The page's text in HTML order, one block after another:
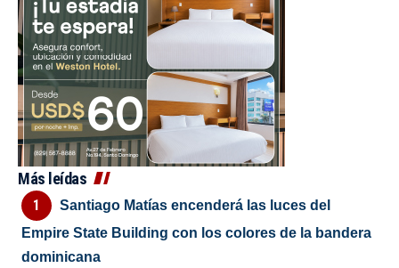
Más leídas
Santiago Matías encenderá las luces del
Empire State Building con los colores de la bandera
dominicana